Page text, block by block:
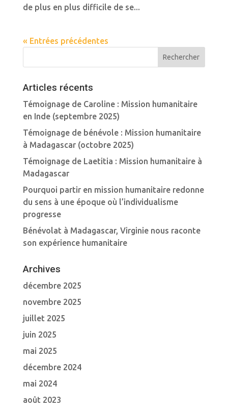
de plus en plus difficile de se...
« Entrées précédentes
Articles récents
Témoignage de Caroline : Mission humanitaire
en Inde (septembre 2025)
Témoignage de bénévole : Mission humanitaire
à Madagascar (octobre 2025)
Témoignage de Laetitia : Mission humanitaire à
Madagascar
Pourquoi partir en mission humanitaire redonne
du sens à une époque où l’individualisme
progresse
Bénévolat à Madagascar, Virginie nous raconte
son expérience humanitaire
Archives
décembre 2025
novembre 2025
juillet 2025
juin 2025
mai 2025
décembre 2024
mai 2024
août 2023